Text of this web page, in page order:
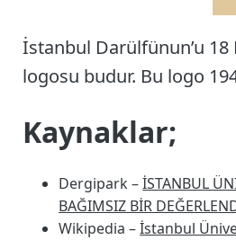
İstanbul Darülfünun’u 18
logosu budur. Bu logo
Kaynaklar;
Dergipark –İSTANBUL
BAĞIMSIZ BİR
Wikipedia –İstanbul